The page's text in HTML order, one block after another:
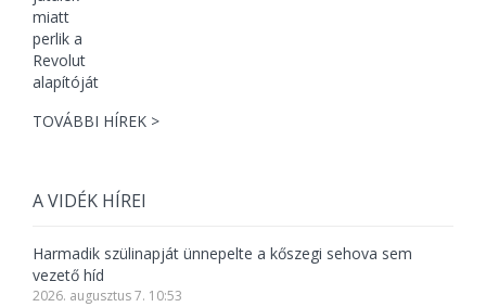
TOVÁBBI HÍREK >
A VIDÉK HÍREI
Harmadik szülinapját ünnepelte a kőszegi sehova sem
vezető híd
2026. augusztus 7. 10:53